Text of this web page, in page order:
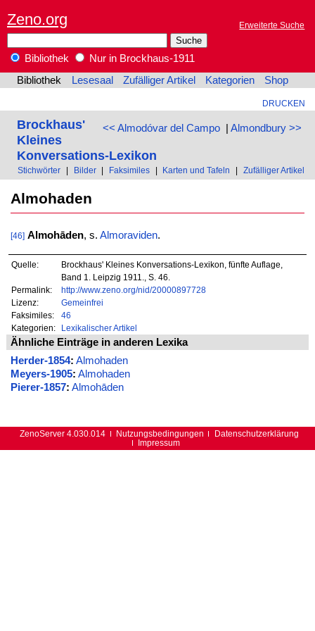
Zeno.org Erweiterte Suche
Bibliothek
Nur in Brockhaus-1911
Bibliothek
Lesesaal Zufälliger Artikel Kategorien Shop
DRUCKEN
<< Almodóvar del Campo| Almondbury >>
Brockhaus'
Kleines
Konversations-Lexikon
Stichwörter Bilder Faksimiles Karten und Tafeln Zufälliger Artikel
Almohaden
[46] Almohāden, s. Almoraviden.
Quelle:
Brockhaus' Kleines Konversations-Lexikon, fünfte Auflage,
Band 1. Leipzig 1911., S. 46.
Permalink:
http://www.zeno.org/nid/20000897728
Lizenz:
Gemeinfrei
Faksimiles:
46
Kategorien:
Lexikalischer Artikel
Ähnliche Einträge in anderen Lexika
Herder-1854: Almohaden
Meyers-1905: Almohaden
Pierer-1857: Almohāden
ZenoServer 4.030.014 Nutzungsbedingungen
Datenschutzerklärung
Impressum